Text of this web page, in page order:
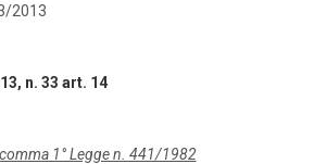
2013
n. 33 art. 14
1° Legge n. 441/1982